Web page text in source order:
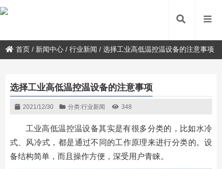
首页 / 新闻中心 /行业新闻 /选择工业高低温控温设备的注意事项
选择工业高低温控温设备的注意事项
2021/12/30 分类:行业新闻 348
工业高低温控温设备其实是有很多分类的，比如水冷
式、风冷式，都是通过不同的工作原理来进行分类的。设
备结构简单，而且操作方便，深受用户青睐。